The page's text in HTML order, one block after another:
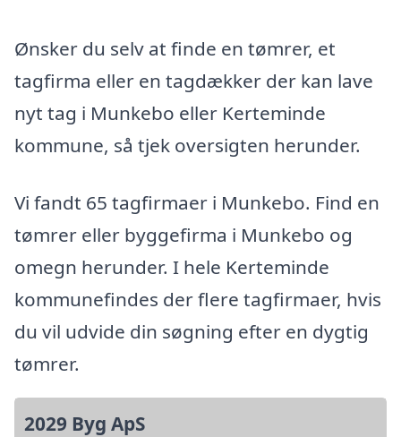
Ønsker du selv at finde en tømrer, et
tagfirma eller en tagdækker der kan lave
nyt tag i Munkebo eller Kerteminde
kommune, så tjek oversigten herunder.
Vi fandt 65 tagfirmaer i Munkebo. Find en
tømrer eller byggefirma i Munkebo og
omegn herunder. I hele Kerteminde
kommunefindes der flere tagfirmaer, hvis
du vil udvide din søgning efter en dygtig
tømrer.
2029 Byg ApS